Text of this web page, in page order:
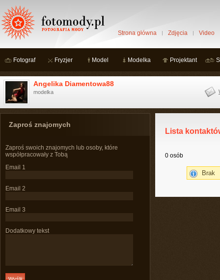
Strona główna Zdjęcia Video
Fotograf Fryzjer Model Modelka Projektant
Angelika Diamentowa88
modelka
Zaproś znajomych
Zaproś swoich znajomych lub osoby, które
współpracowały z Tobą
Email 1
Email 2
Email 3
Dodatkowy tekst
Lista
0 osób
Brak